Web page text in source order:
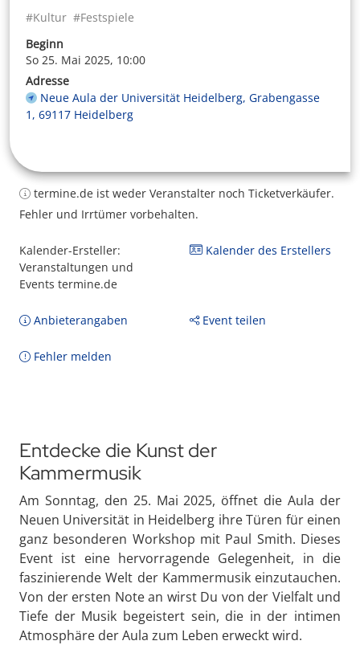
#Kultur #Festspiele
Beginn
So 25. Mai 2025, 10:00
Adresse
Neue Aula der Universität Heidelberg, Grabengasse
1, 69117 Heidelberg
termine.de ist weder Veranstalter noch Ticketverkäufer.
Fehler und Irrtümer vorbehalten.
Kalender-Ersteller:
Veranstaltungen und
Events termine.de
Kalender des Erstellers
Anbieterangaben Event teilen
Fehler melden
Entdecke die Kunst der
Kammermusik
Am Sonntag, den 25. Mai 2025, öffnet die Aula der
Neuen Universität in Heidelberg ihre Türen für einen
ganz besonderen Workshop mit Paul Smith. Dieses
Event ist eine hervorragende Gelegenheit, in die
faszinierende Welt der Kammermusik einzutauchen.
Von der ersten Note an wirst Du von der Vielfalt und
Tiefe der Musik begeistert sein, die in der intimen
Atmosphäre der Aula zum Leben erweckt wird.